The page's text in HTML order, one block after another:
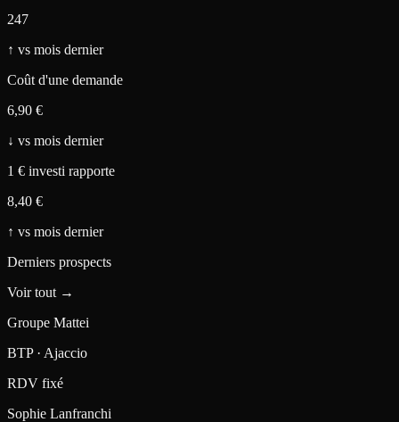
247
↑ vs mois dernier
Coût d'une demande
6,90 €
↓ vs mois dernier
1 € investi rapporte
8,40 €
↑ vs mois dernier
Derniers prospects
Voir tout →
Groupe Mattei
BTP · Ajaccio
RDV fixé
Sophie Lanfranchi